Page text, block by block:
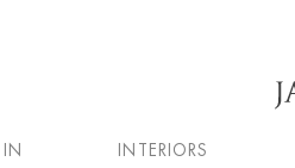
INTERIORS